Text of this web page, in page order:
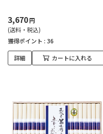
3,670円
(送料・税込)
獲得ポイント : 36
詳細 カートに入れる